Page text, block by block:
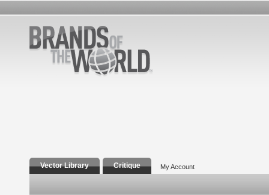
Vector Library Critique My Account